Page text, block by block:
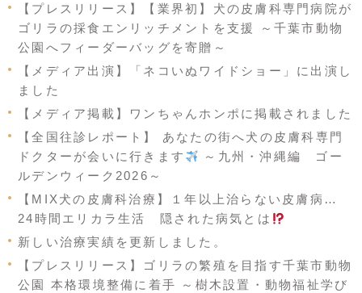
【プレスリリース】【業界初】犬の皮膚科専門病院が
ゴリラの採食エンリッチメントを支援 ～千葉市動物
公園へフィーダーバッグを寄贈～
【メディア出演】「ネコいぬワイドショー」に出演し
ました
【メディア掲載】ワンちゃんホンポに掲載されました
【全国往診レポート】 あなたの街へ犬の皮膚科専門
ドクターが会いに行きます
～九州・沖縄編 ゴー
ルデンウィーク2026～
【MIX犬の皮膚科治療】１年以上治らない皮膚病…
24時間エリカラ生活 隠された病気とは
新しい治療実績を更新しました。
【プレスリリース】ゴリラの繁殖を目指す千葉市動物
公園 本格環境整備に着手 ～樹木設置・動物福祉学び